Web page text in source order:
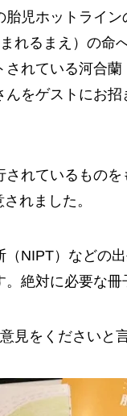
児ホットライ
れるまえ）の命
れている河合
んをゲストにお
されているもの
れました。
NIPT）などの
絶対に必要な冊
見をくださいと